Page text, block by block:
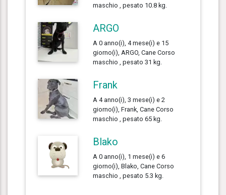
maschio , pesato 10.8 kg.
ARGO
A 0 anno(i), 4 mese(i) e 15
giorno(i), ARGO, Cane Corso
maschio , pesato 31 kg.
Frank
A 4 anno(i), 3 mese(i) e 2
giorno(i), Frank, Cane Corso
maschio , pesato 65 kg.
Blako
A 0 anno(i), 1 mese(i) e 6
giorno(i), Blako, Cane Corso
maschio , pesato 5.3 kg.